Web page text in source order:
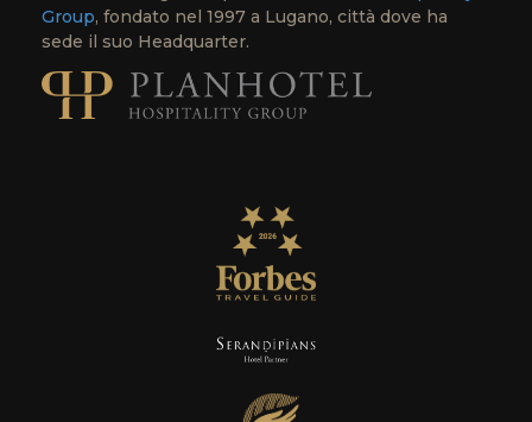
Group, fondato nel 1997 a Lugano, città dove ha
sede il suo Headquarter.